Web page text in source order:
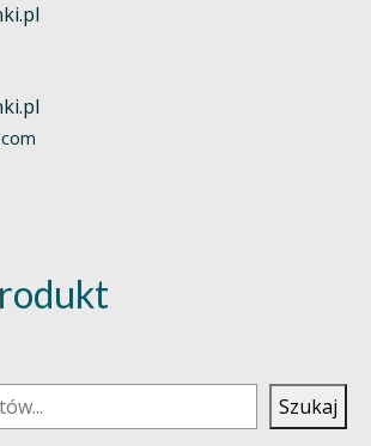
Szukaj